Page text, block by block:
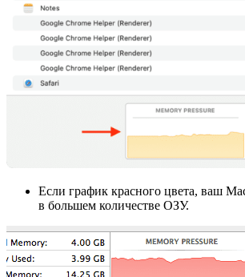
Если график красного цвета, ваш
в большем количестве ОЗУ.